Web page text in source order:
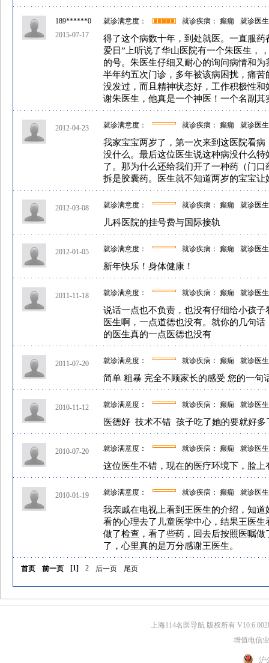
189******0
2015-07-17
就诊满意度： 就诊疾病： 癫痫 就诊医
得了这个病数十年，到处就医。一直服
爱日”上听说了华山医院有一个朱医生，
的号。朱医生仔细又耐心的询问病情和
半年约五次门诊，多年被该病困扰，痛
没发过，而且精神状态好，工作积极性
谢朱医生，他真是一个神医！一个名副其
2012-04-23 就诊满意度： 就诊疾病： 癫痫 就诊医
我家宝宝两岁了，第一次来到这医院看
没什么。最后这位医生说这种病没什么
了。那为什么还给我们开了一种药（门
拆是胶囊药。医生就不知道两岁的宝宝让
2012-03-08 就诊满意度： 就诊疾病： 癫痫 就诊医
儿科医院的挂号费与国际接轨
2012-01-05 就诊满意度： 就诊疾病： 癫痫 就诊医
新年快乐！身体健康！
2011-11-18 就诊满意度： 就诊疾病： 癫痫 就诊医
说话一点也不负责，也没有仔细给小孩
医生啊，一点道德也没有。就你的几句
的医生真的一点医德也没有
2011-07-20 就诊满意度： 就诊疾病： 癫痫 就诊医
简单 粗暴 完全不顾家长的感受 您的一句
2010-11-12 就诊满意度： 就诊疾病： 癫痫 就诊医
医德好 技术不错 孩子吃了她的要就好
2010-07-20 就诊满意度： 就诊疾病： 癫痫 就诊医
这位医生不错，现在的医疗环境下，脸
2010-01-19 就诊满意度： 就诊疾病： 癫痫 就诊医
我亲戚在电视上看到王医生的介绍，知
看的心理去了儿童医学中心，结果王医
做了检查，看了些药，回去后按照医嘱
了，心里真的是万分感谢王医生。
首页 前一页 [1] 2 后一页 尾页
上海114名医导航 版权所有
增值电信
沪